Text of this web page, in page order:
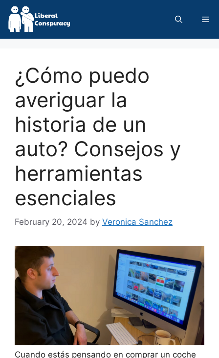
Skip
content
¿Cómo puedo
averiguar la
historia de un
auto? Consejos y
herramientas
esenciales
February 20, 2024 by Veronica Sanchez
Cuando estás pensando en comprar un coche